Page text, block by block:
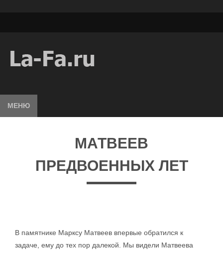
МЕНЮ
МАТВЕЕВ
ПРЕДВОЕННЫХ ЛЕТ
В памятнике Марксу Матвеев впервые обратился к
задаче, ему до тех пор далекой. Мы видели Матвеева